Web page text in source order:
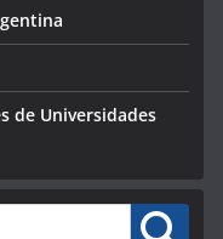
de Universidades
Buscar